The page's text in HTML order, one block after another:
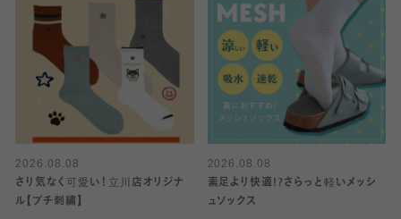
2026.08.08
さり気なく可愛い！立川店オリジナ
ル【プチ刺繍】
2026.08.08
素足より快適!?さらっと軽いメッシ
ュソックス